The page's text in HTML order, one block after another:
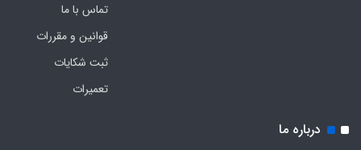
تماس با ما
قوانین و مقررات
ثبت شکایات
تعمیرات
درباره ما